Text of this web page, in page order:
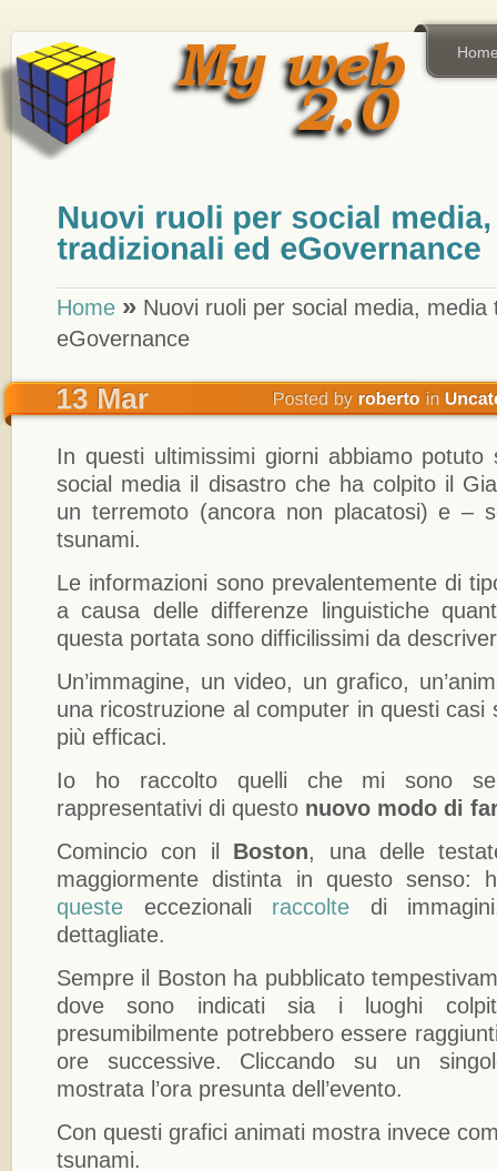
Home » Nuovi ruoli per social media, media
eGovernance
In questi ultimissimi giorni abbiamo potuto
social media il disastro che ha colpito il
un terremoto (ancora non placatosi) e –
tsunami.
Le informazioni sono prevalentemente di
a causa delle differenze linguistiche
questa portata sono difficilissimi da
Un’immagine, un video, un grafico,
una ricostruzione al computer in questi casi
più efficaci.
Io ho raccolto quelli che mi sono
rappresentativi di questo nuovo modo di
Comincio con il Boston, una delle
maggiormente distinta in questo senso:
queste eccezionali raccolte di
dettagliate.
Sempre il Boston ha pubblicato
dove sono indicati sia i luoghi
presumibilmente potrebbero essere
ore successive. Cliccando su un
mostrata l’ora presunta dell’evento.
Con questi grafici animati mostra invece
tsunami.